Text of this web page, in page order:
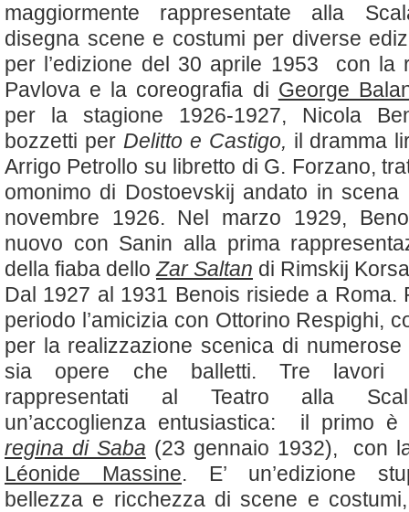
maggiormente rappresentate alla
disegna scene e costumi per diverse
per l’edizione del 30 aprile 1953 con la
Pavlova e la coreografia di George
per la stagione 1926-1927, Nicola
bozzetti per Delitto e Castigo, il dramma
Arrigo Petrollo su libretto di G. Forzano,
omonimo di Dostoevskij andato in
novembre 1926. Nel marzo 1929,
nuovo con Sanin alla prima
della fiaba delloZar Saltan di Rimskij
Dal 1927 al 1931 Benois risiede a Roma.
periodo l’amicizia con Ottorino Respighi,
per la realizzazione scenica di numerose
sia opere che balletti. Tre lavori
rappresentati al Teatro alla
un’accoglienza entusiastica: il primo
regina di Saba (23 gennaio 1932), con
Léonide Massine. E’ un’edizione
bellezza e ricchezza di scene e